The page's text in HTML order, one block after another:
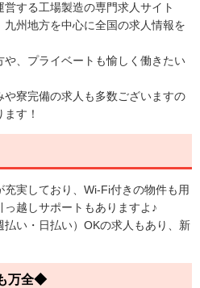
する工場製造の専門求人サイト
州地方を中心に全国の求人情報を
、プライベートも愉しく働きたい
寮完備の求人も多数ございますの
す！
実しており、Wi-Fi付きの物件も用
越しサポートもありますよ♪
い・日払い）OKの求人もあり、新
万全◆